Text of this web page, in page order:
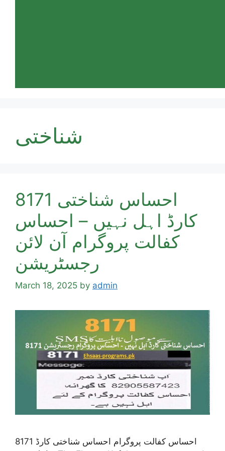
شناختی
8171 احساس شناختی
کارڈ اہل نہیں – احساس
کفالت پروگرام آن لائن
رجسٹریشن
March 18, 2025 by admin
8171 احساس کفالت پروگرام احساس شناختی کارڈ